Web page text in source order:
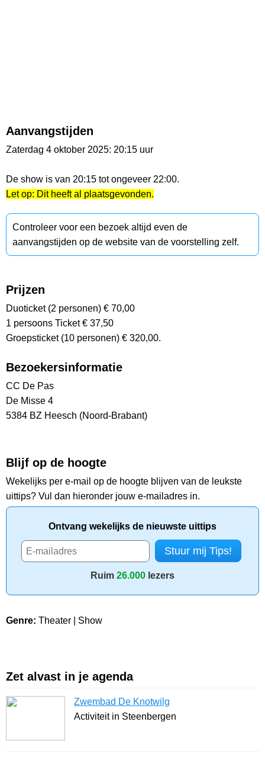
Aanvangstijden
Zaterdag 4 oktober 2025: 20:15 uur
De show is van 20:15 tot ongeveer 22:00.
Let op: Dit heeft al plaatsgevonden.
Controleer voor een bezoek altijd even de
aanvangstijden op de website van de voorstelling zelf.
Prijzen
Duoticket (2 personen) € 70,00
1 persoons Ticket € 37,50
Groepsticket (10 personen) € 320,00.
Bezoekersinformatie
CC De Pas
De Misse 4
5384 BZ Heesch (Noord-Brabant)
Blijf op de hoogte
Wekelijks per e-mail op de hoogte blijven van de leukste
uittips? Vul dan hieronder jouw e-mailadres in.
Ontvang wekelijks de nieuwste uittips
Ruim 26.000 lezers
Genre: Theater | Show
Zet alvast in je agenda
Zwembad De Knotwilg
Activiteit in Steenbergen